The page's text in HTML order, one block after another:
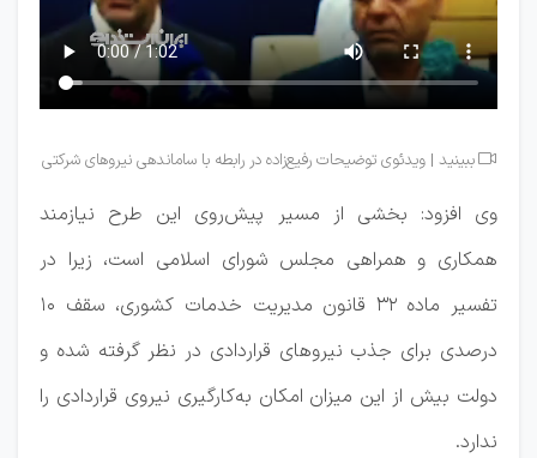
 ببینید | ویدئوی توضیحات رفیع‌زاده در رابطه با ساماندهی نیروهای شرکتی
وی افزود: بخشی از مسیر پیش‌روی این طرح نیازمند
همکاری و همراهی مجلس شورای اسلامی است، زیرا در
تفسیر ماده ۳۲ قانون مدیریت خدمات کشوری، سقف ۱۰
درصدی برای جذب نیروهای قراردادی در نظر گرفته شده و
دولت بیش از این میزان امکان به‌کارگیری نیروی قراردادی را
ندارد.